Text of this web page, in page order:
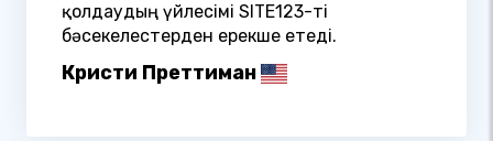
қолдаудың үйлесімі SITE123-ті
бәсекелестерден ерекше етеді.
Кристи Преттиман